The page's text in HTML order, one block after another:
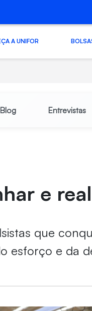
A UNIFOR
Blog Entrevistas
e
que
esforço e da